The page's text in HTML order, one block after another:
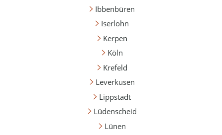
Ibbenbüren
Iserlohn
Kerpen
Köln
Krefeld
Leverkusen
Lippstadt
Lüdenscheid
Lünen